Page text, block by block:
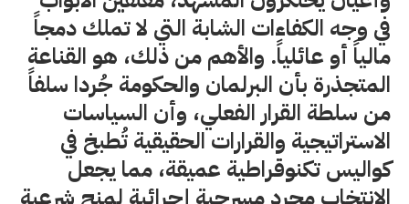
في وجه الكفاءات الشابة التي لا تملك دمجاً
مالياً أو عائلياً. والأهم من ذلك، هو القناعة
المتجذرة بأن البرلمان والحكومة جُردا سلفاً
من سلطة القرار الفعلي، وأن السياسات
الاستراتيجية والقرارات الحقيقية تُطبخ في
كواليس تكنوقراطية عميقة، مما يجعل